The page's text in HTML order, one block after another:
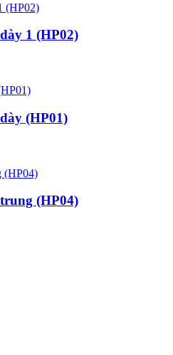
1 (HP02)
(HP01)
(HP04)